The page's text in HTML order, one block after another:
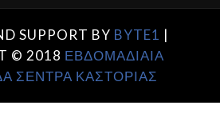
SUPPORT BY BYTE1 |
© 2018 ΕΒΔΟΜΑΔΙΑΙΑ
ΣΕΝΤΡΑ ΚΑΣΤΟΡΙΑΣ